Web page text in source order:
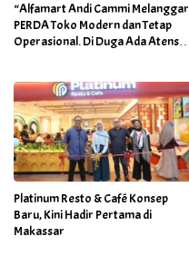
“Alfamart Andi Cammi Melanggar
PERDA Toko Modern dan Tetap
Operasional. Di Duga Ada Atensi
Platinum Resto & Café Konsep
Baru, Kini Hadir Pertama di
Makassar